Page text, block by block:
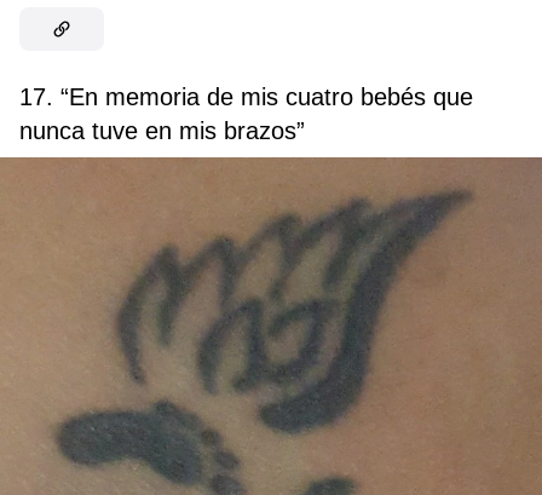
17. “En memoria de mis cuatro bebés que
nunca tuve en mis brazos”